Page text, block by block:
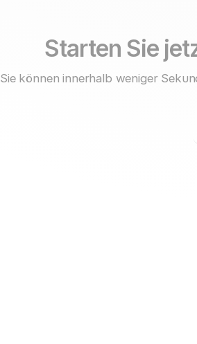
Starten Sie
Sie können innerhalb weniger